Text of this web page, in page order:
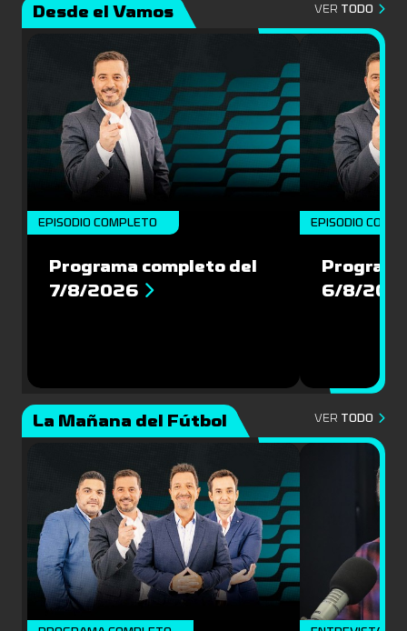
Desde el Vamos VER TODO
EPISODIO COMPLETO
Programa completo del
7/8/2026
EPISODIO
6/8/
La Mañana del Fútbol VER TODO